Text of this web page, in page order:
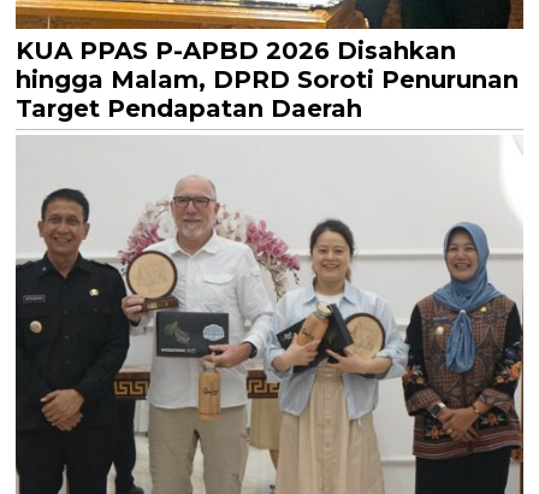
KUA PPAS P-APBD 2026 Disahkan
hingga Malam, DPRD Soroti Penurunan
Target Pendapatan Daerah